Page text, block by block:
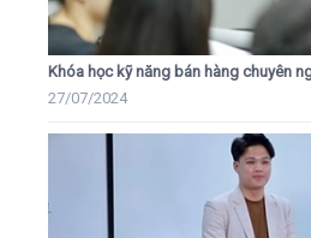
Khóa học kỹ năng bán hàng chuyên
27/07/2024